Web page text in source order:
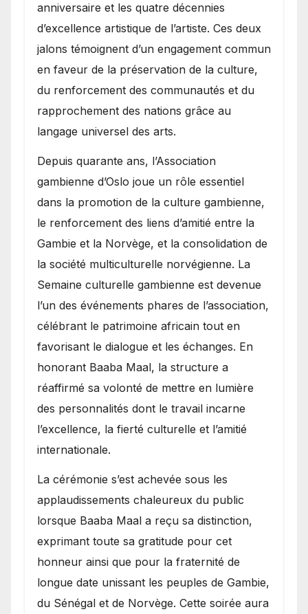
anniversaire et les quatre décennies
d’excellence artistique de l’artiste. Ces deux
jalons témoignent d’un engagement commun
en faveur de la préservation de la culture,
du renforcement des communautés et du
rapprochement des nations grâce au
langage universel des arts.
​Depuis quarante ans, l’Association
gambienne d’Oslo joue un rôle essentiel
dans la promotion de la culture gambienne,
le renforcement des liens d’amitié entre la
Gambie et la Norvège, et la consolidation de
la société multiculturelle norvégienne. La
Semaine culturelle gambienne est devenue
l’un des événements phares de l’association,
célébrant le patrimoine africain tout en
favorisant le dialogue et les échanges. En
honorant Baaba Maal, la structure a
réaffirmé sa volonté de mettre en lumière
des personnalités dont le travail incarne
l’excellence, la fierté culturelle et l’amitié
internationale.
​La cérémonie s’est achevée sous les
applaudissements chaleureux du public
lorsque Baaba Maal a reçu sa distinction,
exprimant toute sa gratitude pour cet
honneur ainsi que pour la fraternité de
longue date unissant les peuples de Gambie,
du Sénégal et de Norvège. Cette soirée aura